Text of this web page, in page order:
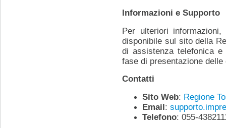
Informazioni e Supporto
Per ulteriori
disponibile sul sito della
di assistenza telefonica
fase di presentazione delle
Contatti
Sito Web: Regione
Email :
Telefono: 055-